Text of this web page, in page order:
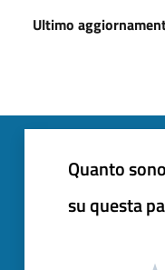
Ultimo
Quanto
su questa